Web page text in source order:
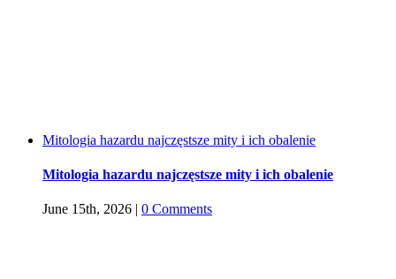
Mitologia hazardu najczęstsze mity i ich obalenie
Mitologia hazardu najczęstsze mity i ich obalenie
June 15th, 2026 | 0 Comments